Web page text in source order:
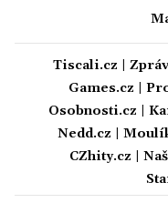
Tiscali.cz
Games.cz
Osobnosti.cz
Nedd.cz
CZhity.cz